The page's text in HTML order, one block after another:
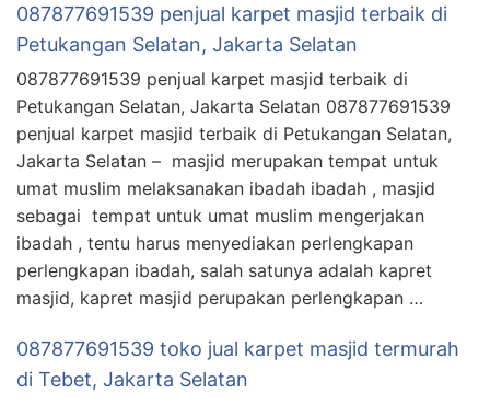
087877691539 penjual karpet masjid terbaik di
Petukangan Selatan, Jakarta Selatan
087877691539 penjual karpet masjid terbaik di
Petukangan Selatan, Jakarta Selatan 087877691539
penjual karpet masjid terbaik di Petukangan Selatan,
Jakarta Selatan – masjid merupakan tempat untuk
umat muslim melaksanakan ibadah ibadah , masjid
sebagai tempat untuk umat muslim mengerjakan
ibadah , tentu harus menyediakan perlengkapan
perlengkapan ibadah, salah satunya adalah kapret
masjid, kapret masjid perupakan perlengkapan …
087877691539 toko jual karpet masjid termurah
di Tebet, Jakarta Selatan